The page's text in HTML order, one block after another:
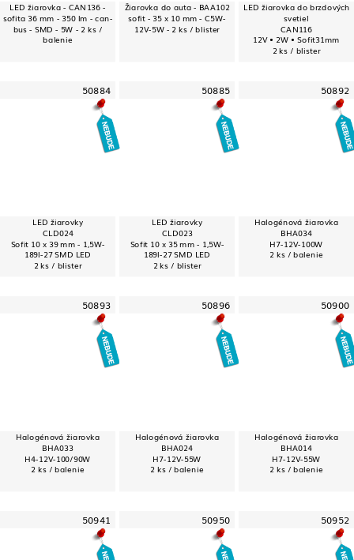
LED žiarovka - CAN136 -
sofita 36 mm - 350 lm - can-
bus - SMD - 5W - 2 ks /
balenie
Žiarovka do auta - BAA102
sofit - 35 x 10 mm - C5W-
12V-5W - 2 ks / blister
LED žiarovka do brzdových
svetiel
CAN116
12V • 2W • Sofit31mm
2 ks / blister
50884
LED žiarovky
CLD024
Sofit 10 x 39 mm - 1,5W-
189l-27 SMD LED
2 ks / blister
50885
LED žiarovky
CLD023
Sofit 10 x 35 mm - 1,5W-
189l-27 SMD LED
2 ks / blister
50892
Halogénová žiarovka
BHA034
H7-12V-100W
2 ks / balenie
50893
Halogénová žiarovka
BHA033
H4-12V-100/90W
2 ks / balenie
50896
Halogénová žiarovka
BHA024
H7-12V-55W
2 ks / balenie
50900
Halogénová žiarovka
BHA014
H7-12V-55W
2 ks / balenie
50941 50950 50952